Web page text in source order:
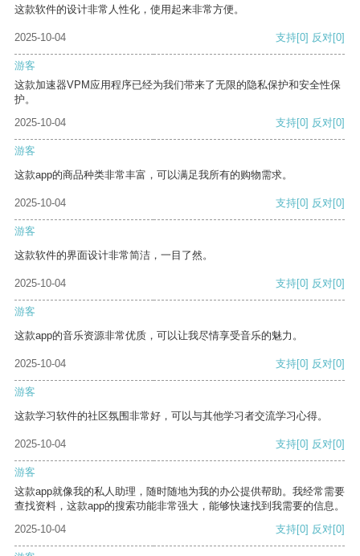
这款软件的设计非常人性化，使用起来非常方便。
2025-10-04 支持[0] 反对[0]
游客
这款加速器VPM应用程序已经为我们带来了无限的隐私保护和安全性保
护。
2025-10-04
支持[0] 反对[0]
游客
这款app的商品种类非常丰富，可以满足我所有的购物需求。
2025-10-04 支持[0] 反对[0]
游客
这款软件的界面设计非常简洁，一目了然。
2025-10-04 支持[0] 反对[0]
游客
这款app的音乐资源非常优质，可以让我尽情享受音乐的魅力。
2025-10-04 支持[0] 反对[0]
游客
这款学习软件的社区氛围非常好，可以与其他学习者交流学习心得。
2025-10-04 支持[0] 反对[0]
游客
这款app就像我的私人助理，随时随地为我的办公提供帮助。我经常需要
查找资料，这款app的搜索功能非常强大，能够快速找到我需要的信息。
2025-10-04
支持[0] 反对[0]